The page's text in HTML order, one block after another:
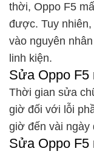
thời, Oppo F5
được. Tuy
vào nguyên
linh kiện.
Sửa Oppo F5
Thời gian sửa
giờ đối với lỗi
giờ đến vài
Sửa Oppo F5